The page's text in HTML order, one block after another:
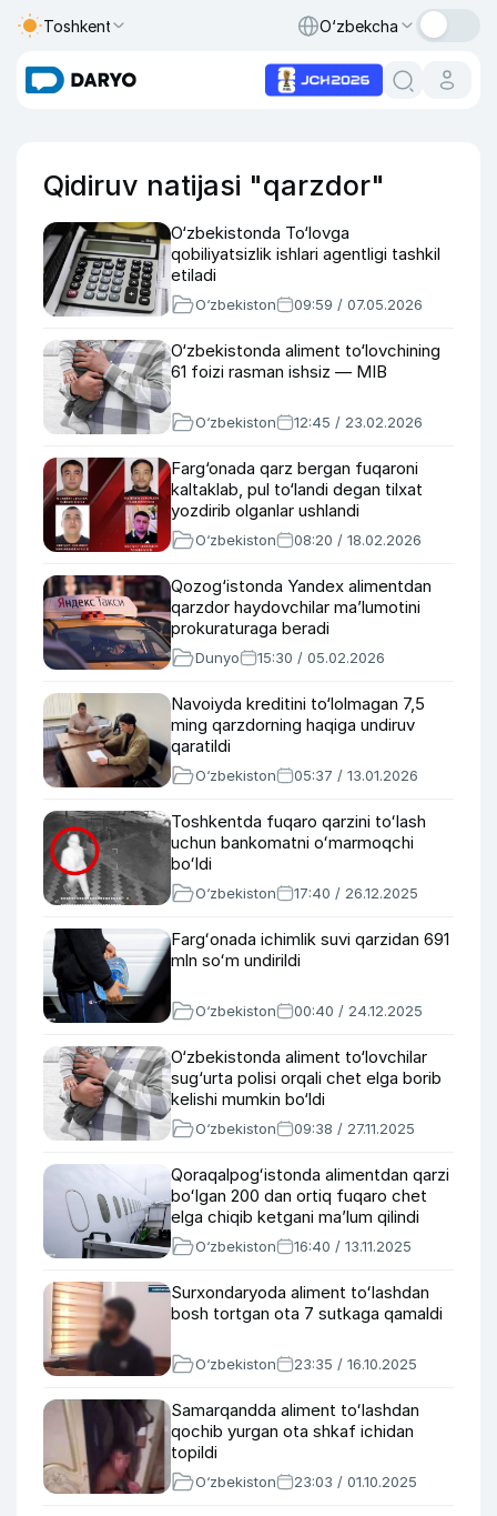
Toshkent O‘zbekcha
Qidiruv natijasi "qarzdor"
O‘zbekistonda To‘lovga
qobiliyatsizlik ishlari agentligi tashkil
etiladi
O‘zbekiston 09:59 / 07.05.2026
O‘zbekistonda aliment to‘lovchining
61 foizi rasman ishsiz — MIB
O‘zbekiston 12:45 / 23.02.2026
Farg‘onada qarz bergan fuqaroni
kaltaklab, pul to‘landi degan tilxat
yozdirib olganlar ushlandi
O‘zbekiston 08:20 / 18.02.2026
Qozog‘istonda Yandex alimentdan
qarzdor haydovchilar ma’lumotini
prokuraturaga beradi
Dunyo 15:30 / 05.02.2026
Navoiyda kreditini to‘lolmagan 7,5
ming qarzdorning haqiga undiruv
qaratildi
O‘zbekiston 05:37 / 13.01.2026
Toshkentda fuqaro qarzini toʻlash
uchun bankomatni oʻmarmoqchi
boʻldi
O‘zbekiston 17:40 / 26.12.2025
Fargʻonada ichimlik suvi qarzidan 691
mln soʻm undirildi
O‘zbekiston 00:40 / 24.12.2025
O‘zbekistonda aliment to‘lovchilar
sug‘urta polisi orqali chet elga borib
kelishi mumkin bo‘ldi
O‘zbekiston 09:38 / 27.11.2025
Qoraqalpogʻistonda alimentdan qarzi
boʻlgan 200 dan ortiq fuqaro chet
elga chiqib ketgani ma’lum qilindi
O‘zbekiston 16:40 / 13.11.2025
Surxondaryoda aliment toʻlashdan
bosh tortgan ota 7 sutkaga qamaldi
O‘zbekiston 23:35 / 16.10.2025
Samarqandda aliment toʻlashdan
qochib yurgan ota shkaf ichidan
topildi
O‘zbekiston 23:03 / 01.10.2025